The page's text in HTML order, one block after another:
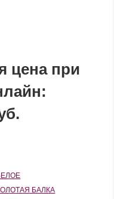
цена при
БАЛКА